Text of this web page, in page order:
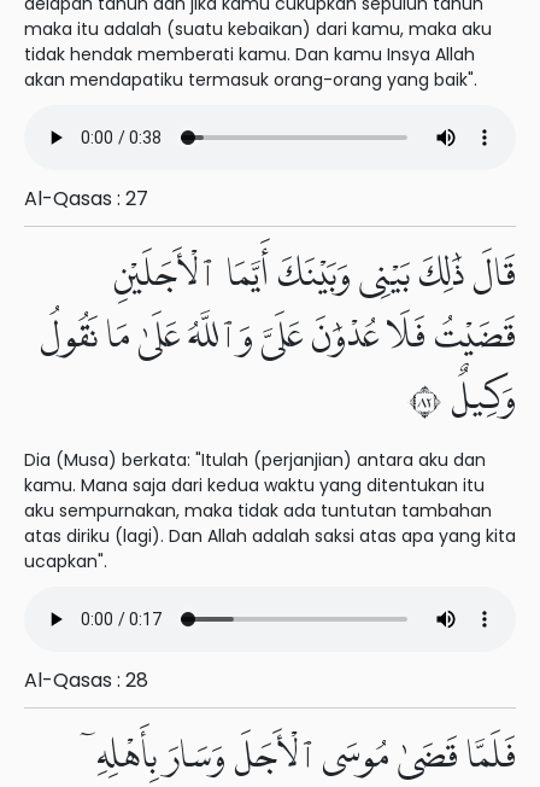
maka itu adalah (suatu kebaikan) dari kamu, maka aku
tidak hendak memberati kamu. Dan kamu Insya Allah
akan mendapatiku termasuk orang-orang yang baik".
Al-Qasas : 27
قَالَ ذَٰلِكَ بَيْنِى وَبَيْنَكَ أَيَّمَا ٱلْأَجَلَيْنِ
قَضَيْتُ فَلَا عُدْوَٰنَ عَلَىَّ وَٱللَّهُ عَلَىٰ مَا نَقُولُ
وَكِيلٌ ٢٨
Dia (Musa) berkata: "Itulah (perjanjian) antara aku dan
kamu. Mana saja dari kedua waktu yang ditentukan itu
aku sempurnakan, maka tidak ada tuntutan tambahan
atas diriku (lagi). Dan Allah adalah saksi atas apa yang kita
ucapkan".
Al-Qasas : 28
فَلَمَّا قَضَىٰ مُوسَى ٱلْأَجَلَ وَسَارَ بِأَهْلِهِۦٓ